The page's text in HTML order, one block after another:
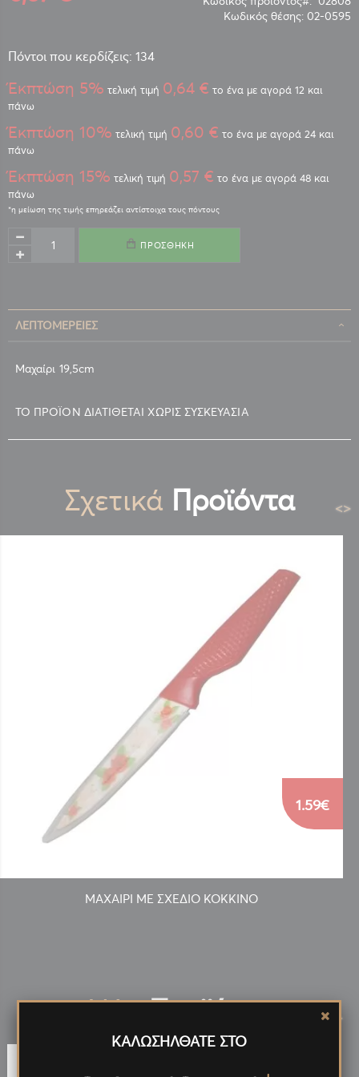
Κωδικός θέσης: 02-0595
Πόντοι που κερδίζεις: 134
Έκπτώση 5% τελική τιμή 0,64 € το ένα με αγορά 12 και
πάνω
Έκπτώση 10% τελική τιμή 0,60 € το ένα με αγορά 24 και
πάνω
Έκπτώση 15% τελική τιμή 0,57 € το ένα με αγορά 48 και
πάνω
ΠΡΟΣΘΉΚΗ
ΛΕΠΤΟΜΈΡΕΙΕΣ
Μαχαίρι 19,5cm
ΤΟ ΠΡΟΪΟΝ ΔΙΑΤΙΘΕΤΑΙ ΧΩΡΙΣ ΣΥΣΚΕΥΑΣΙΑ
Σχετικά Προϊόντα
ΜΑΧΑΙΡΙ ΜΕ ΣΧΕΔΙΟ ΚΟΚΚΙΝΟ
1.59€
<>
ΝέαΠροϊόντα <
>
ΚΑΛΩΣΗΛΘΑΤΕ ΣΤΟ